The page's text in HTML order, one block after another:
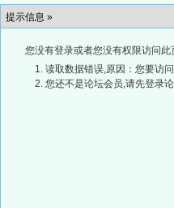
提示信息 »
您没有登录或者您没有权限访问
读取数据错误,原因：您要访
您还不是论坛会员,请先登录